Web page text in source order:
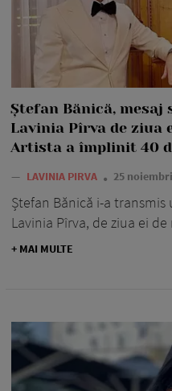
Ștefan Bănică, mesaj
Lavinia Pîrva de ziua
Artista a împlinit 40
— LAVINIA PIRVA 25
Ștefan Bănică i-a transmis
Lavinia Pîrva, de ziua ei de
+ MAI MULTE